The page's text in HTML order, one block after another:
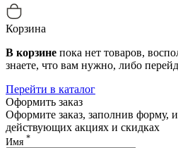
Корзина
В корзине пока нет товаров,
знаете, что вам нужно, либо
Перейти в каталог
Оформить заказ
Оформите заказ, заполнив форму,
действующих акциях и скидках
Имя *